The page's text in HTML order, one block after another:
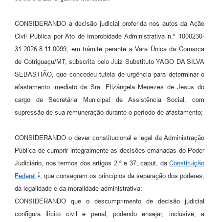
Agenda
SIC
Diário Oficial
Contato
CONSIDERANDO a decisão judicial proferida nos autos da Ação
Civil Pública por Ato de Improbidade Administrativa n.º 1000230-
31.2026.8.11.0099, em trâmite perante a Vara Única da Comarca
de Cotriguaçu/MT, subscrita pelo Juiz Substituto YAGO DA SILVA
SEBASTIÃO, que concedeu tutela de urgência para determinar o
afastamento imediato da Sra. Elizângela Menezes de Jesus do
cargo de Secretária Municipal de Assistência Social, com
supressão de sua remuneração durante o período de afastamento;
CONSIDERANDO o dever constitucional e legal da Administração
Pública de cumprir integralmente as decisões emanadas do Poder
Judiciário, nos termos dos artigos 2.º e 37, caput, da Constituição
Federal
, que consagram os princípios da separação dos poderes,
da legalidade e da moralidade administrativa;
CONSIDERANDO que o descumprimento de decisão judicial
configura ilícito civil e penal, podendo ensejar, inclusive, a